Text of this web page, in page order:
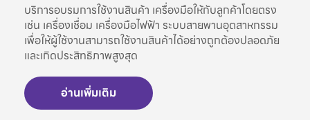
บริการอบรมการใช้งานสินค้า เครื่องมือให้กับลูกค้าโดยตรง
เช่น เครื่องเชื่อม เครื่องมือไฟฟ้า ระบบสายพานอุตสาหกรรม
เพื่อให้ผู้ใช้งานสามารถใช้งานสินค้าได้อย่างถูกต้องปลอดภัย
และเกิดประสิทธิภาพสูงสุด
อ่านเพิ่มเติม